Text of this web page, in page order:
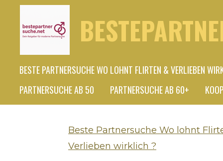
Hauptinhalt
BESTE PARTNERSUCHE WO LOHNT FLIRTEN & VERLIEBEN
PARTNERSUCHE AB 50
PARTNERSUCHE AB 60+
Beste Partnersuche Wo lohnt
Verlieben wirklich ?